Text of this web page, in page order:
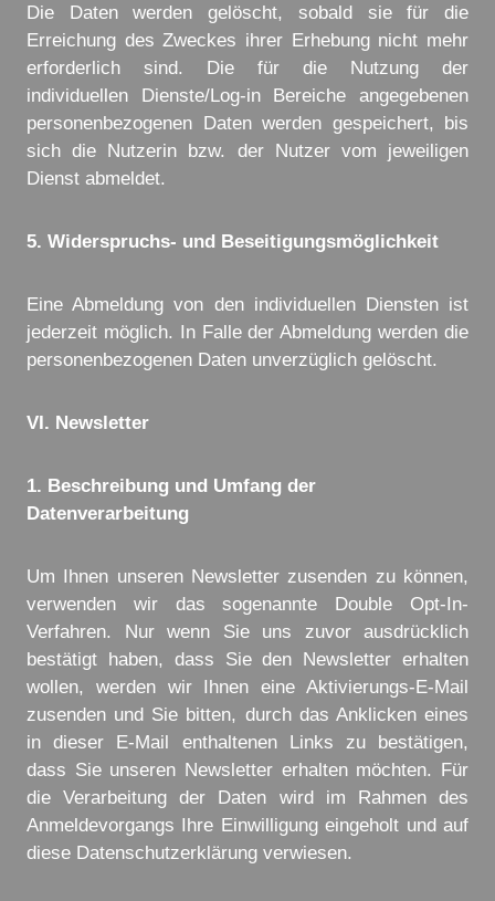
Die Daten werden gelöscht, sobald sie für die
Erreichung des Zweckes ihrer Erhebung nicht mehr
erforderlich sind. Die für die Nutzung der
individuellen Dienste/Log-in Bereiche angegebenen
personenbezogenen Daten werden gespeichert, bis
sich die Nutzerin bzw. der Nutzer vom jeweiligen
Dienst abmeldet.
5. Widerspruchs- und Beseitigungsmöglichkeit
Eine Abmeldung von den individuellen Diensten ist
jederzeit möglich. In Falle der Abmeldung werden die
personenbezogenen Daten unverzüglich gelöscht.
VI. Newsletter
1. Beschreibung und Umfang der
Datenverarbeitung
Um Ihnen unseren Newsletter zusenden zu können,
verwenden wir das sogenannte Double Opt-In-
Verfahren. Nur wenn Sie uns zuvor ausdrücklich
bestätigt haben, dass Sie den Newsletter erhalten
wollen, werden wir Ihnen eine Aktivierungs-E-Mail
zusenden und Sie bitten, durch das Anklicken eines
in dieser E-Mail enthaltenen Links zu bestätigen,
dass Sie unseren Newsletter erhalten möchten. Für
die Verarbeitung der Daten wird im Rahmen des
Anmeldevorgangs Ihre Einwilligung eingeholt und auf
diese Datenschutzerklärung verwiesen.